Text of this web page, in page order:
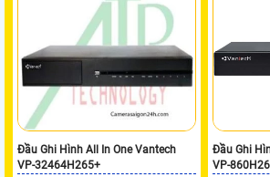
Đầu Ghi Hình All In One Vantech
VP-32464H265+
Đầu Ghi
VP-